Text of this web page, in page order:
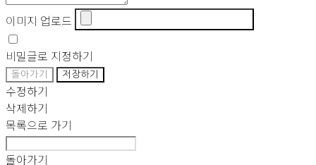
이미지 업로드
비밀글로 지정하기
돌아가기 저장하기
수정하기
삭제하기
목록으로 가기
돌아가기